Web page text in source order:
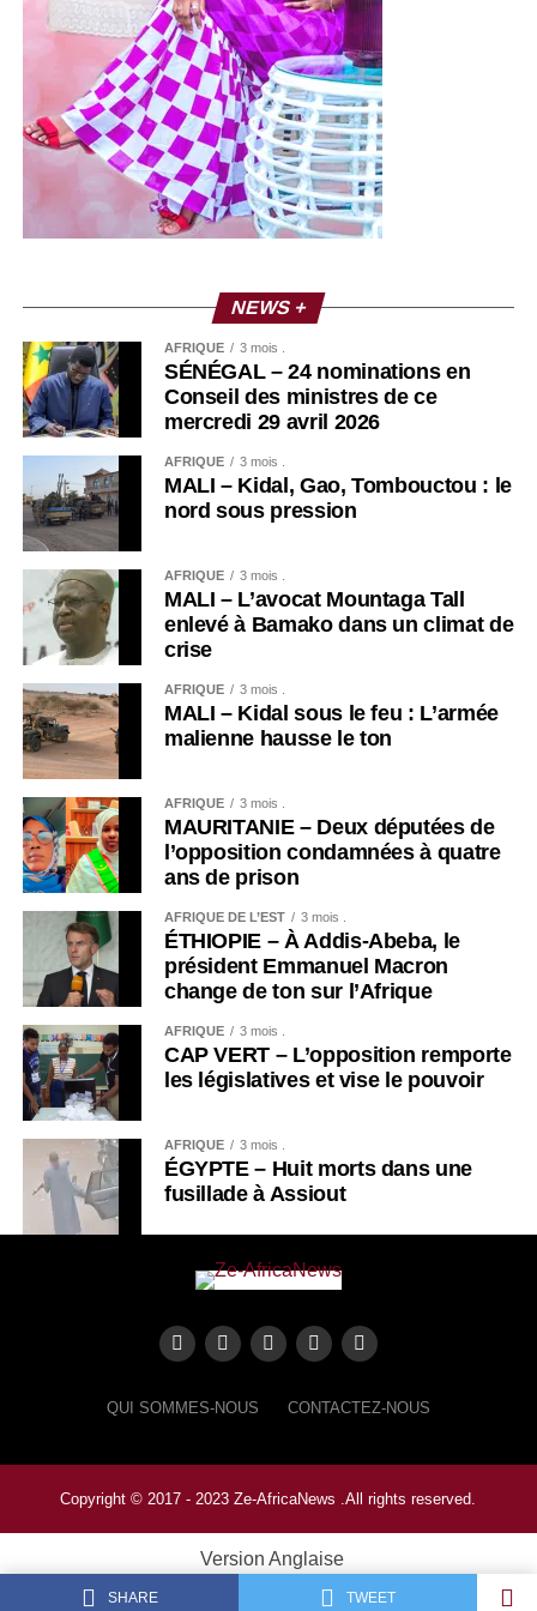
SHARE TWEET
NEWS +
AFRIQUE 3 mois .
SÉNÉGAL – 24 nominations en
Conseil des ministres de ce
mercredi 29 avril 2026
AFRIQUE 3 mois .
MALI – Kidal, Gao, Tombouctou : le
nord sous pression
AFRIQUE 3 mois .
MALI – L’avocat Mountaga Tall
enlevé à Bamako dans un climat de
crise
AFRIQUE 3 mois .
MALI – Kidal sous le feu : L’armée
malienne hausse le ton
AFRIQUE 3 mois .
MAURITANIE – Deux députées de
l’opposition condamnées à quatre
ans de prison
AFRIQUE DE L’EST 3 mois .
ÉTHIOPIE – À Addis-Abeba, le
président Emmanuel Macron
change de ton sur l’Afrique
AFRIQUE 3 mois .
CAP VERT – L’opposition remporte
les législatives et vise le pouvoir
AFRIQUE 3 mois .
ÉGYPTE – Huit morts dans une
fusillade à Assiout
QUI SOMMES-NOUS CONTACTEZ-NOUS
Copyright © 2017 - 2023 Ze-AfricaNews .All rights reserved.
Version Anglaise